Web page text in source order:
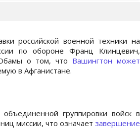
российской военной техники на
по обороне Франц Клинцевич,
о том, что Вашингтон может
в Афганистане.
группировки войск в
миссии, что означает завершение